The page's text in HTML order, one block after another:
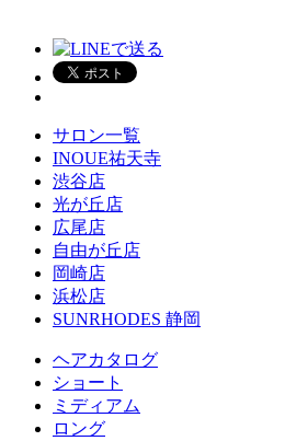
サロン一覧
INOUE祐天寺
渋谷店
光が丘店
広尾店
自由が丘店
岡崎店
浜松店
SUNRHODES 静岡
ヘアカタログ
ショート
ミディアム
ロング